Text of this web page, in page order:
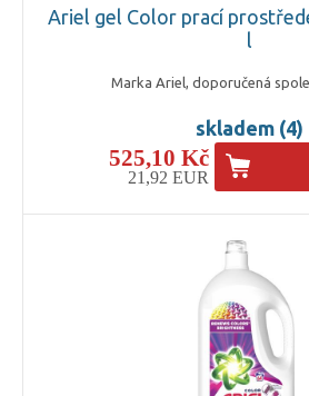
Ariel gel Color prací
l
Marka Ariel, doporučená
skladem (4)
525,10 Kč
21,92 EUR